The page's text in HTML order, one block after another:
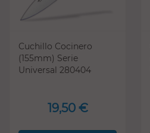
Cuchillo Cocinero
(155mm) Serie
Universal 280404
19,50 €